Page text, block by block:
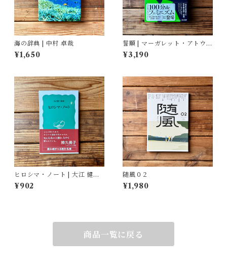
海の辞典 | 中村 卓哉
¥1,650
誓願 | マーガレット・アトウッ
ド, 鴻巣 友季子(翻訳)
¥3,190
ヒロシマ・ノート | 大江 健三
郎
¥902
随風０２
¥1,980
商品一覧に戻る